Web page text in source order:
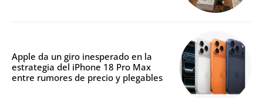
Apple da un giro inesperado en la
estrategia del iPhone 18 Pro Max
entre rumores de precio y plegables